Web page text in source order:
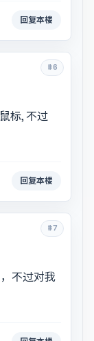
回复本楼
#6
标, 不过
回复本楼
#7
不过对我